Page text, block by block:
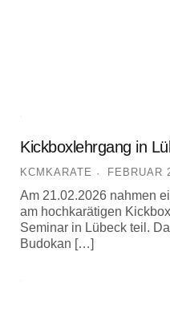
Kickboxlehrgang in
KCMKARATE FEBRUAR
Am 21.02.2026 nahmen
am hochkarätigen
Seminar in Lübeck teil.
Budokan […]